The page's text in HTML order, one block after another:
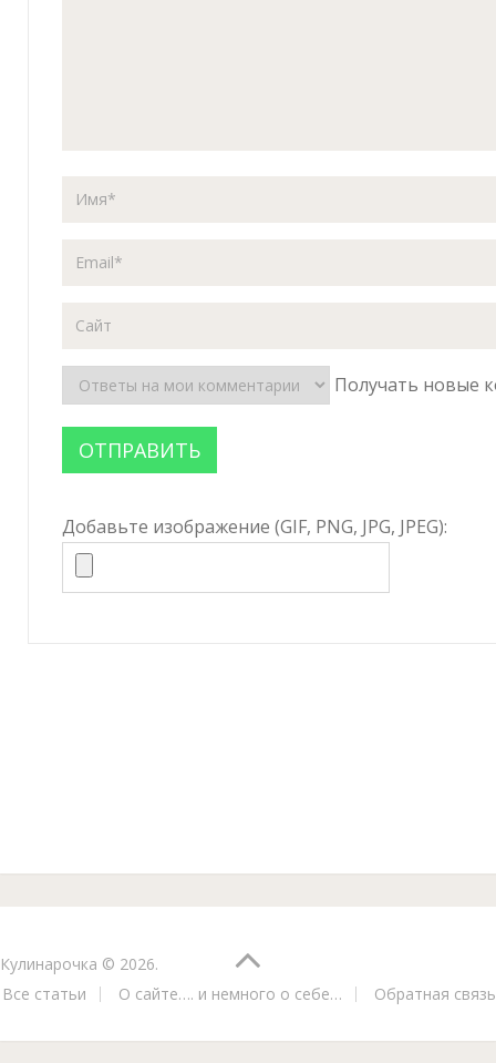
Получать новые
Добавьте изображение (GIF, PNG, JPG, JPEG):
Кулинарочка © 2026.
Все статьи
О сайте…. и немного о себе… Обратная связь